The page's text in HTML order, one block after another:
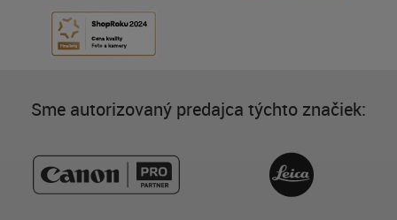
Sme autorizovaný predajca týchto značiek: